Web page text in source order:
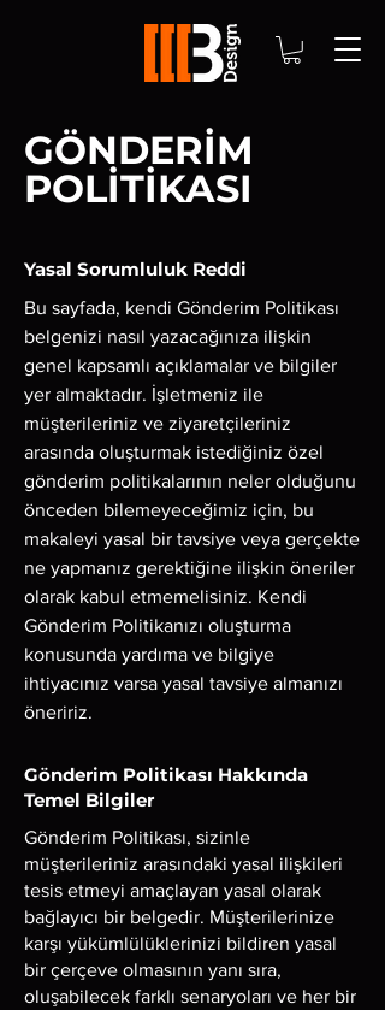
GÖNDERİM
POLİTİKASI
Yasal Sorumluluk Reddi
Bu sayfada, kendi Gönderim Politikası
belgenizi nasıl yazacağınıza ilişkin
genel kapsamlı açıklamalar ve bilgiler
yer almaktadır. İşletmeniz ile
müşterileriniz ve ziyaretçileriniz
arasında oluşturmak istediğiniz özel
gönderim politikalarının neler olduğunu
önceden bilemeyeceğimiz için, bu
makaleyi yasal bir tavsiye veya gerçekte
ne yapmanız gerektiğine ilişkin öneriler
olarak kabul etmemelisiniz. Kendi
Gönderim Politikanızı oluşturma
konusunda yardıma ve bilgiye
ihtiyacınız varsa yasal tavsiye almanızı
öneririz.
Gönderim Politikası Hakkında
Temel Bilgiler
Gönderim Politikası, sizinle
müşterileriniz arasındaki yasal ilişkileri
tesis etmeyi amaçlayan yasal olarak
bağlayıcı bir belgedir. Müşterilerinize
karşı yükümlülüklerinizi bildiren yasal
bir çerçeve olmasının yanı sıra,
oluşabilecek farklı senaryoları ve her bir